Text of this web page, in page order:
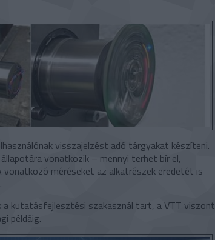
visszajelzést adó tárgyakat készíteni.
vonatkozik – mennyi terhet bír el,
vonatkozó méréseket az alkatrészek eredetét is
a kutatásfejlesztési szakasznál tart, a VTT viszont
példáig.